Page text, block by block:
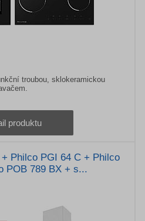
troubou, sklokeramickou
produktu
Philco PGI 64 C + Philco
POB 789 BX + s...